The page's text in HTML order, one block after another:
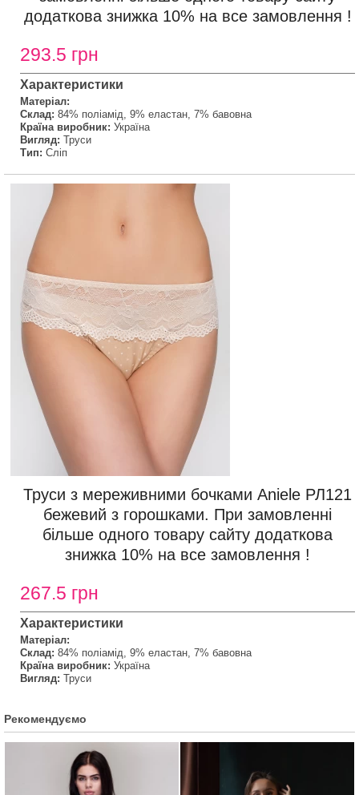
додаткова знижка 10% на все замовлення !
293.5 грн
Характеристики
Матеріал:
Склад: 84% поліамід, 9% еластан, 7% бавовна
Країна виробник: Україна
Вигляд: Труси
Тип: Сліп
Труси з мереживними бочками Aniele РЛ121
бежевий з горошками. При замовленні
більше одного товару сайту додаткова
знижка 10% на все замовлення !
267.5 грн
Характеристики
Матеріал:
Склад: 84% поліамід, 9% еластан, 7% бавовна
Країна виробник: Україна
Вигляд: Труси
Рекомендуємо